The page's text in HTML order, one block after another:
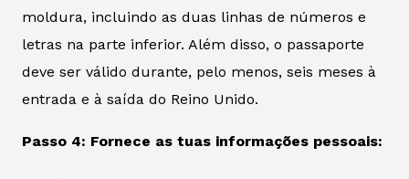
moldura, incluindo as duas linhas de números e
letras na parte inferior. Além disso, o passaporte
deve ser válido durante, pelo menos, seis meses à
entrada e à saída do Reino Unido.
Passo 4: Fornece as tuas informações pessoais: